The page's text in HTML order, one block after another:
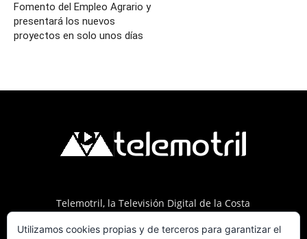
Fomento del Empleo Agrario y
presentará los nuevos
proyectos en solo unos días
Telemotril, la Televisión Digital de la Costa
del 107.7 en OndaSur Motril.
Utilizamos cookies propias y de terceros para garantizar el